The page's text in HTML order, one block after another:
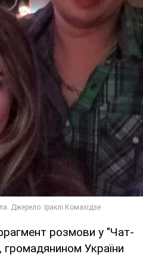
розмови у "Чат-
громадянином України